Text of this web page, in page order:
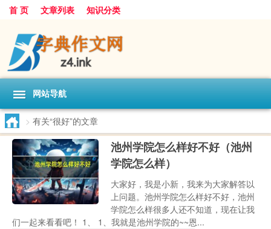
首 页 文章列表 知识分类
网站导航
> 有关“很好”的文章
池州学院怎么样好不好（池州
学院怎么样）
大家好，我是小新，我来为大家解答以
上问题。池州学院怎么样好不好，池州
学院怎么样很多人还不知道，现在让我
们一起来看看吧！ 1、 1、我就是池州学院的~~恩...